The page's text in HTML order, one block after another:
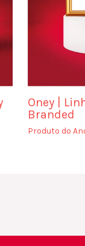
Oney |
Branded
Produto do